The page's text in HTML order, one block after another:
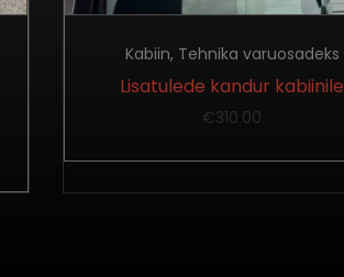
Kabiin, Tehnika varuosadeks
Lisatulede kandur kabiinile
€310.00